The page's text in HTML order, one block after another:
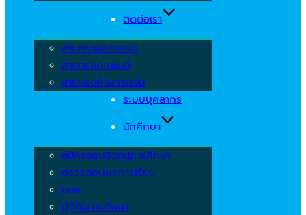
ติดต่อเรา
สายตรงอธิการบดี
สายตรงคณะบดี
สายตรงฝ่ายการเงิน
ระบบบุคลากร
นักศึกษา
สมัครสอบชิงทุนการศึกษา
ตรวจสอบผลการเรียน
กยศ.
ปฏิทินการศึกษา